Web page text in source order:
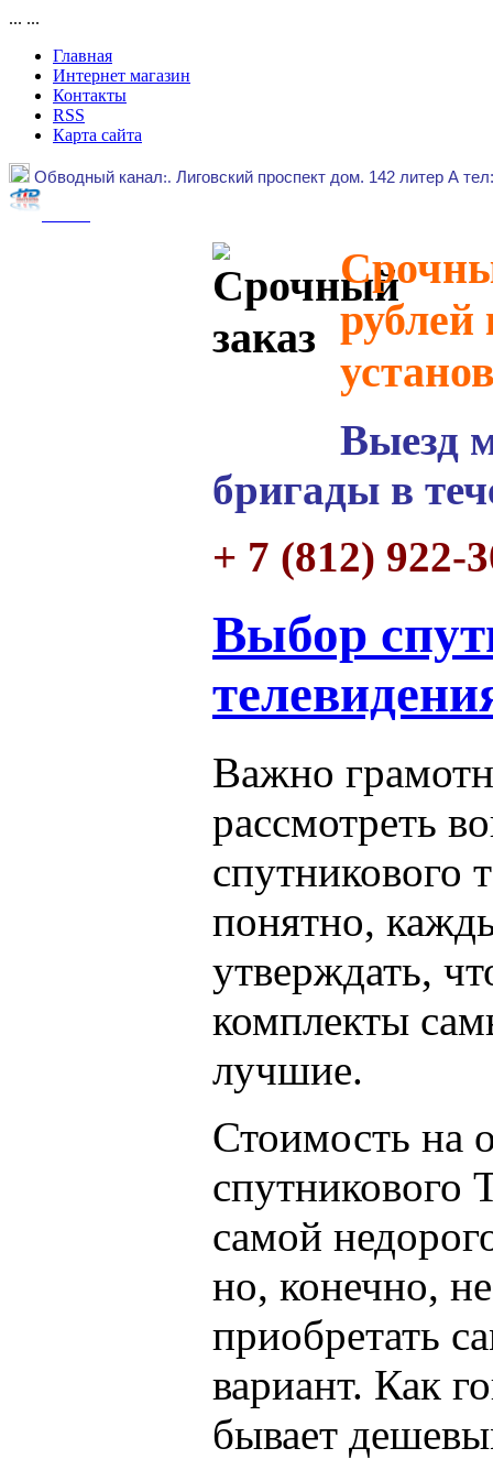
... ...
Главная
Интернет магазин
Контакты
RSS
Карта сайта
Обводный канал:. Лиговский проспект дом. 142 литер А
рублей
Выезд
бригады в
+ 7 (812) 922-
Выбор
Важно
рассмотреть
спутникового
понятно,
утверждать,
комплекты
лучшие.
Стоимость на
спутникового
самой
но, конечно,
приобретать
вариант. Как
бывает